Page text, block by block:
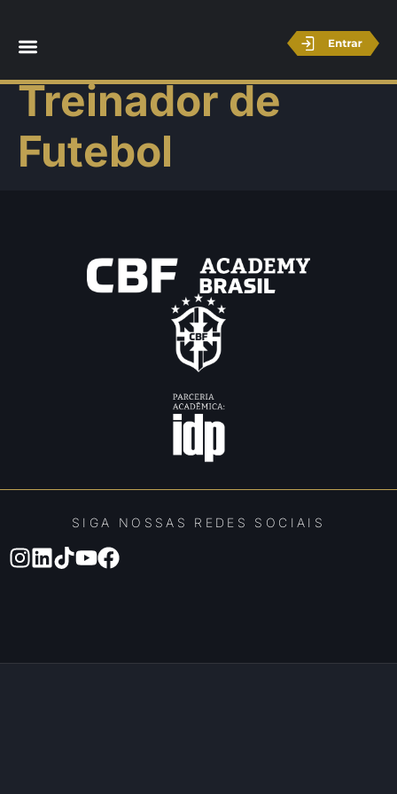
Licença C –
Treinador de
Futebol
SIGA NOSSAS REDES SOCIAIS